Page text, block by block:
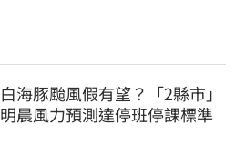
白海豚颱風假有望？「2縣市」
明晨風力預測達停班停課標準